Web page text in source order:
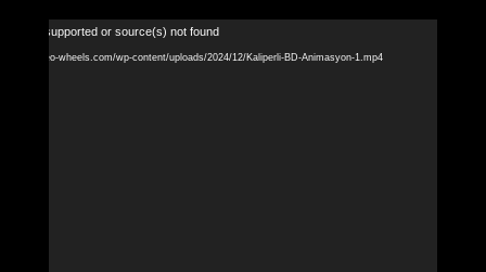
Video
Player
not supported or source(s) not found
wheels.com/wp-content/uploads/2024/12/Kaliperli-BD-Animasyon-1.mp4